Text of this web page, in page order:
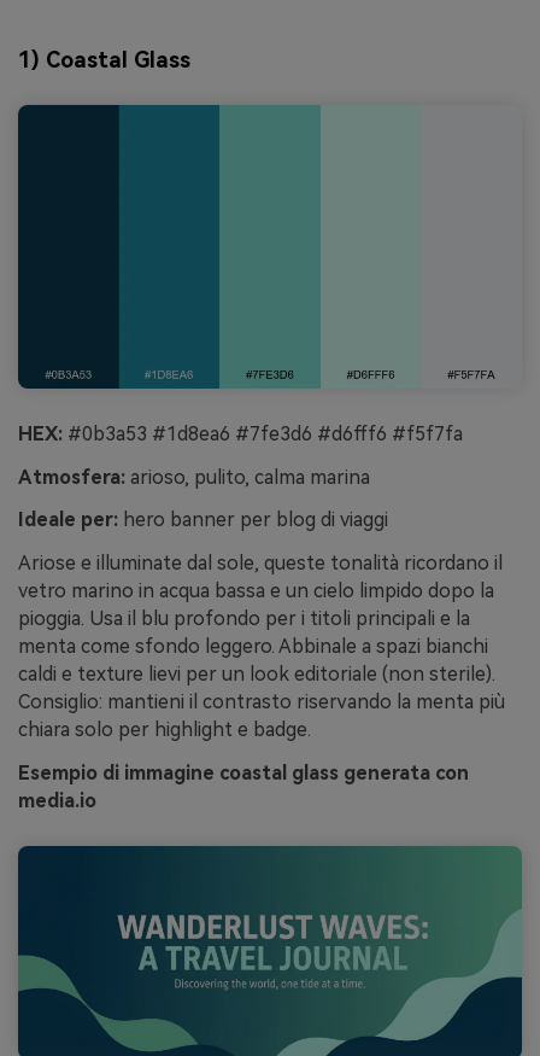
1) Coastal Glass
HEX: #0b3a53 #1d8ea6 #7fe3d6 #d6fff6 #f5f7fa
Atmosfera: arioso, pulito, calma marina
Ideale per: hero banner per blog di viaggi
Ariose e illuminate dal sole, queste tonalità ricordano il
vetro marino in acqua bassa e un cielo limpido dopo la
pioggia. Usa il blu profondo per i titoli principali e la
menta come sfondo leggero. Abbinale a spazi bianchi
caldi e texture lievi per un look editoriale (non sterile).
Consiglio: mantieni il contrasto riservando la menta più
chiara solo per highlight e badge.
Esempio di immagine coastal glass generata con
media.io